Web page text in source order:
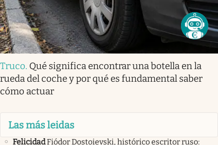
Truco. Qué significa encontrar una botella en la
rueda del coche y por qué es fundamental saber
cómo actuar
Las más leidas
FelicidadFiódor Dostoievski, histórico escritor ruso: